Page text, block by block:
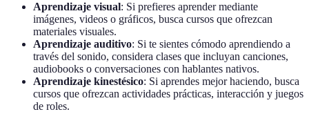
Aprendizaje visual: Si prefieres aprender mediante
imágenes, videos o gráficos, busca cursos que ofrezcan
materiales visuales.
Aprendizaje auditivo: Si te sientes cómodo aprendiendo a
través del sonido, considera clases que incluyan canciones,
audiobooks o conversaciones con hablantes nativos.
Aprendizaje kinestésico: Si aprendes mejor haciendo, busca
cursos que ofrezcan actividades prácticas, interacción y juegos
de roles.